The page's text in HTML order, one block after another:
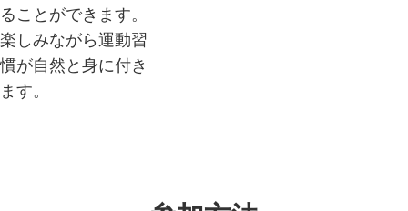
ることができます。
楽しみながら運動習
慣が自然と身に付き
ます。